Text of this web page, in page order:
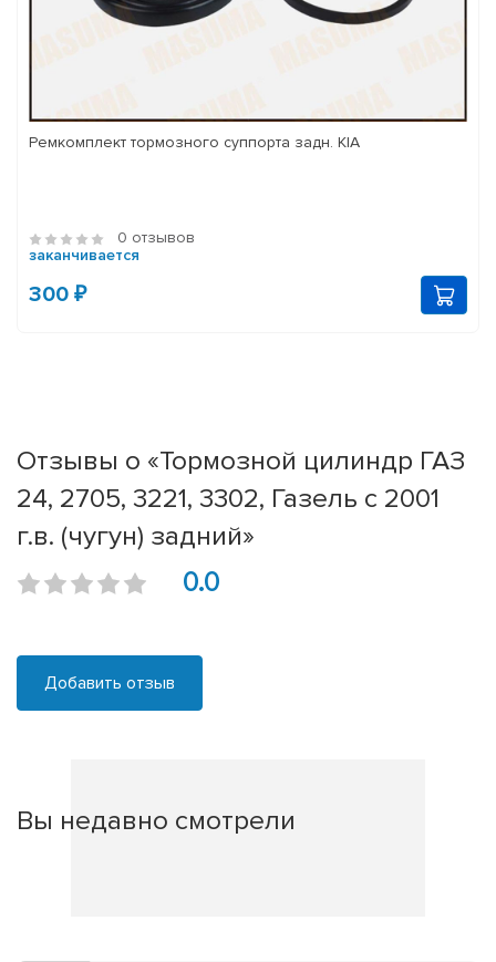
Ремкомплект тормозного суппорта задн. KIA
0 отзывов
заканчивается
300 ₽
Отзывы о «Тормозной цилиндр ГАЗ
24, 2705, 3221, 3302, Газель с 2001
г.в. (чугун) задний»
0.0
Добавить отзыв
Вы недавно смотрели